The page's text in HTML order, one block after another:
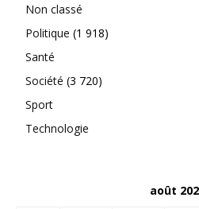
Non classé
Politique (1 918)
Santé
Société (3 720)
Sport
Technologie
août